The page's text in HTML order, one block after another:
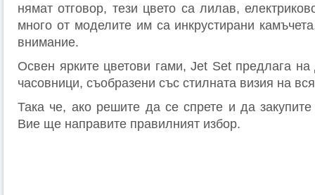
нямат отговор, тези цвето са лилав,
много от моделите им са инкрустирани
внимание.
Освен ярките цветови гами, Jet Set предлага на
часовници, съобразени със стилната визия на
Така че, ако решите да се спрете и да
Вие ще направите правилният избор.